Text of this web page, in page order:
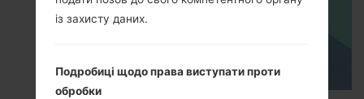
із захисту даних.
Подробиці щодо права виступати проти
обробки